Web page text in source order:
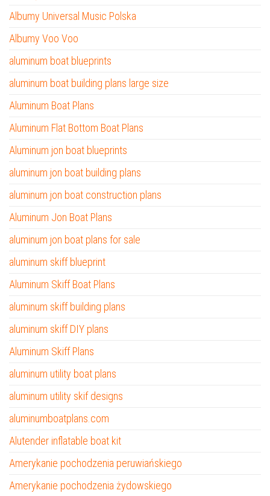
Albumy Universal Music Polska
Albumy Voo Voo
aluminum boat blueprints
aluminum boat building plans large size
Aluminum Boat Plans
Aluminum Flat Bottom Boat Plans
Aluminum jon boat blueprints
aluminum jon boat building plans
aluminum jon boat construction plans
Aluminum Jon Boat Plans
aluminum jon boat plans for sale
aluminum skiff blueprint
Aluminum Skiff Boat Plans
aluminum skiff building plans
aluminum skiff DIY plans
Aluminum Skiff Plans
aluminum utility boat plans
aluminum utility skif designs
aluminumboatplans.com
Alutender inflatable boat kit
Amerykanie pochodzenia peruwiańskiego
Amerykanie pochodzenia żydowskiego